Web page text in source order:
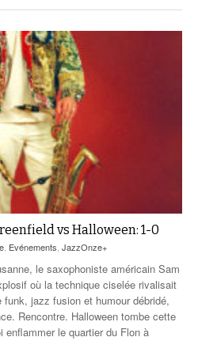
vs Halloween: 1-0
Evénements JazzOnze+
le saxophoniste américain Sam
où la technique ciselée rivalisait
jazz fusion et humour débridé,
Rencontre. Halloween tombe cette
enflammer le quartier du Flon à